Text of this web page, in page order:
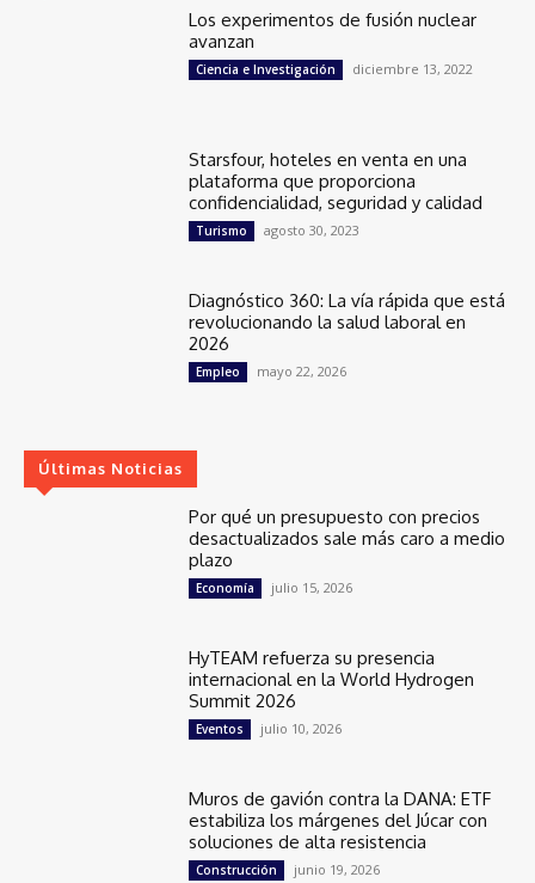
Los experimentos de fusión nuclear
avanzan
Ciencia e Investigación diciembre 13, 2022
Starsfour, hoteles en venta en una
plataforma que proporciona
confidencialidad, seguridad y calidad
Turismo agosto 30, 2023
Diagnóstico 360: La vía rápida que está
revolucionando la salud laboral en
2026
Empleo mayo 22, 2026
Últimas Noticias
Por qué un presupuesto con precios
desactualizados sale más caro a medio
plazo
Economía julio 15, 2026
HyTEAM refuerza su presencia
internacional en la World Hydrogen
Summit 2026
Eventos julio 10, 2026
Muros de gavión contra la DANA: ETF
estabiliza los márgenes del Júcar con
soluciones de alta resistencia
Construcción junio 19, 2026